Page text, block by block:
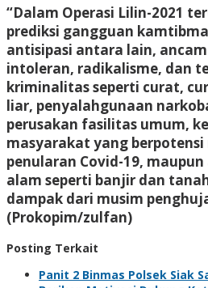
“Dalam Operasi Lilin-2021
prediksi gangguan
antisipasi antara lain,
intoleran, radikalisme, dan
kriminalitas seperti curat,
liar, penyalahgunaan
perusakan fasilitas umum,
masyarakat yang berpotensi
penularan Covid-19,
alam seperti banjir dan
dampak dari musim
(Prokopim/zulfan)
Posting Terkait
Panit 2 Binmas Polsek Siak